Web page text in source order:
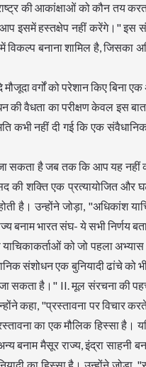
की आकांक्षाओं को कौन तय
इसमें हस्तक्षेप नहीं करेंगे।" इस
बनाना शामिल है, जिसका
वर्गों को परेशान किए बिना एक
की वैधता का परीक्षण केवल इस
कभी नहीं दी गई कि एक
से कम है, प्रति परिवार सिर्फ 20000 रुपये है। यह वह जगह है जहां वास्तविक समानता आती है। आप उन्हें दूसरों के साथ बराबर करते हैं। वह न्याय है, आर्थिक रूप से और जैसा कि प्रस्तावना में अपेक्षित है। अदालत को संतुष्ट करने के लिए, जो किया जा रहा है वह पहली बार नहीं किया गया है। यह हमेशा बरकरार रखा गया है या विभिन्न निर्णयों में इंगित किया गया है।" एम नागराज बनाम भारत संघ के फैसले का हवाला देते हुए उन्होंने कहा, "इस न्यायालय में अक्सर विचार व्यक्त किए गए हैं कि जाति पिछड़ेपन का निर्धारक नहीं होनी चाहिए और केवल आर्थिक मानदंड ही होना चाहिए हो पिछड़ेपन का निर्धारक हो। जैसा कि ऊपर कहा गया है, हम इंद्रा साहनी के निर्णय से बंधे हैं" उन्होंने आगे कहा कि जो कुछ लचीला हो वह कभी भी बुनियादी ढांचा नहीं हो सकता और इस बात पर प्रकाश डाला कि कुछ राज्यों में आरक्षण 70% तक बढ़ गया है। इधर, जस्टिस भट ने कहा, "जब आप गैर-आरक्षित श्रेणी में आते हैं, ऐसा नहीं है कि इन आर्थिक मानदंडों के लोगों की कोई पहचान नहीं है। वे भी किसी जाति के हैं। इसलिए, एक नकारात्मक अर्थ है - कि आपको इस जाति से संबंधित नहीं होना चाहिए। कोई भी पंक्ति आप खिंचिए, गैर आरक्षित श्रेणी में, लाखों बाहरी कारक होंगे। फिर आप इसे करेंगे, आप पर्याप्त गरीब नहीं हैं। फिर भी आपने जो रेखा खींची है वह यह है कि हालांकि वे कमाई नहीं कर रहे हैं, वे काफी गरीब नहीं है। क्या वह समझदार अंतर है? संविधान कोई दिशानिर्देश नहीं देता है। जब (5) और (4) की बात आती है तो दिशानिर्देश स्पष्ट होते हैं- सामाजिक और शैक्षिक पिछड़ापन। जब आर्थिक मानदंडों की बात आती है, तो कोई पहचान नहीं होती है। 25 राज्य हैं, वे किसी भी मानदंड के साथ आ सकते हैं। अनिश्चितता है- आप इसे लचीलापन कहते हैं लेकिन यह अनिश्चितता है। आप कुछ अधिनियमित कर सकते हैं लेकिन मुद्दा यह है कि ईडब्ल्यूएस में बुनियादी नियंत्रण प्रावधान, संविधान द्वारा नियंत्रित करने में सक्षम नहीं है।" जब एसजी मेहता ने यह कहते हुए पलटवार किया कि अनुच्छेद 15(4) में सामाजिक पिछड़ेपन को भी परिभाषित नहीं किया गया है, तो जस्टिस भट ने कहा कि सामाजिक पिछड़ेपन की परिभाषा के लिए, किसी को संविधान से परे जाना होगा- प्रस्तावना के लिए, डॉ अम्बेडकर के भाषण, संविधान सभा आदि में बहस। सीजेआई ने जोड़ा, "जब अन्य आरक्षणों के बारे में है, तो यह वंश से जुड़ा हुआ है। वह पिछड़ापन कुछ ऐसा नहीं है जो अस्थायी नहीं है बल्कि सदियों और पीढ़ियों तक चला जाता है। लेकिन आर्थिक पिछड़ापन अस्थायी हो सकता है।" एसजी ने इसका खंडन करते हुए कहा, "एसईबीसी के लिए,